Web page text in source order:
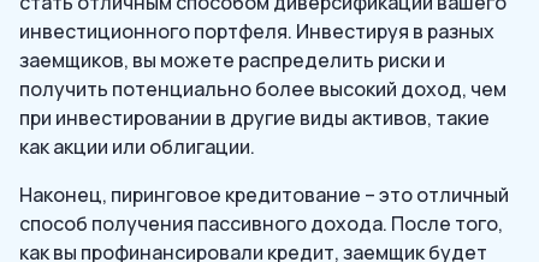
инвестиционного портфеля. Инвестируя в разных
заемщиков, вы можете распределить риски и
получить потенциально более высокий доход, чем
при инвестировании в другие виды активов, такие
как акции или облигации.
Наконец, пиринговое кредитование – это отличный
способ получения пассивного дохода. После того,
как вы профинансировали кредит, заемщик будет